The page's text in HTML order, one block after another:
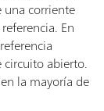
corriente
En
circuito abierto.
la mayoría de